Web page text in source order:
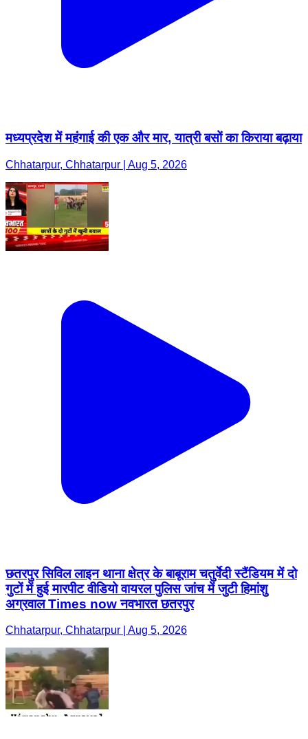
मध्यप्रदेश में महंगाई की एक और मार, यात्री बसों का किराया बढ़ाया
Chhatarpur, Chhatarpur | Aug 5, 2026
छतरपुर सिविल लाइन थाना क्षेत्र के बाबूराम चतुर्वेदी स्टैंडियम में दो
गुटों में हुई मारपीट वीडियो वायरल पुलिस जांच में जुटी हिमांशु
अग्रवाल Times now नवभारत छतरपुर
Chhatarpur, Chhatarpur | Aug 5, 2026